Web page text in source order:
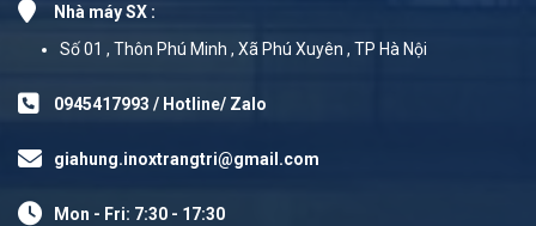
Nhà máy SX :
Số 01 , Thôn Phú Minh , Xã Phú Xuyên , TP Hà Nội
0945417993 / Hotline/ Zalo
giahung.inoxtrangtri@gmail.com
Mon - Fri: 7:30 - 17:30